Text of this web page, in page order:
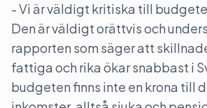
- Vi är väldigt kritiska till
Den är väldigt orättvis och
rapporten som säger att
fattiga och rika ökar snabbast i
budgeten finns inte en krona till